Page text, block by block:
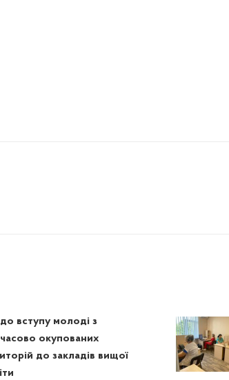
вступу молоді з
окупованих
до закладів вищої